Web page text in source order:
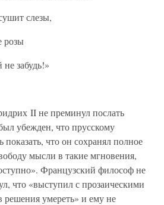
слезы,
розы
забудь!»
II не преминул послать
убежден, что прусскому
показать, что он сохранял полное
мысли в такие мгновения,
Французский философ не
что «выступил с прозаическими
решения умереть» и ему не